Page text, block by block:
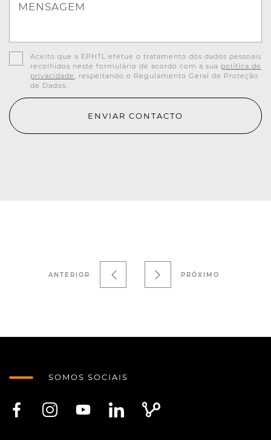
MENSAGEM
Aceito que a EPHTL efetue o tratamento dos dados pessoais
recolhidos neste formulário de acordo com a sua política de
privacidade , respeitando o Regulamento Geral de Proteção
de Dados.
ENVIAR CONTACTO
ANTERIOR PRÓXIMO
SOMOS SOCIAIS